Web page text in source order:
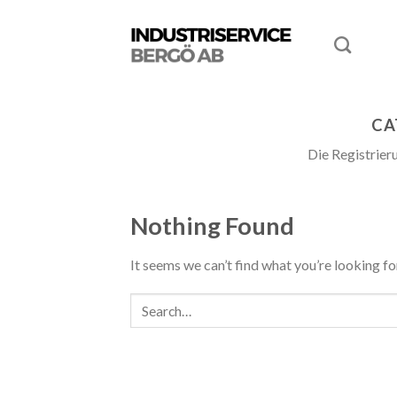
Die
Nothing Found
It seems we can’t find what you’re looking